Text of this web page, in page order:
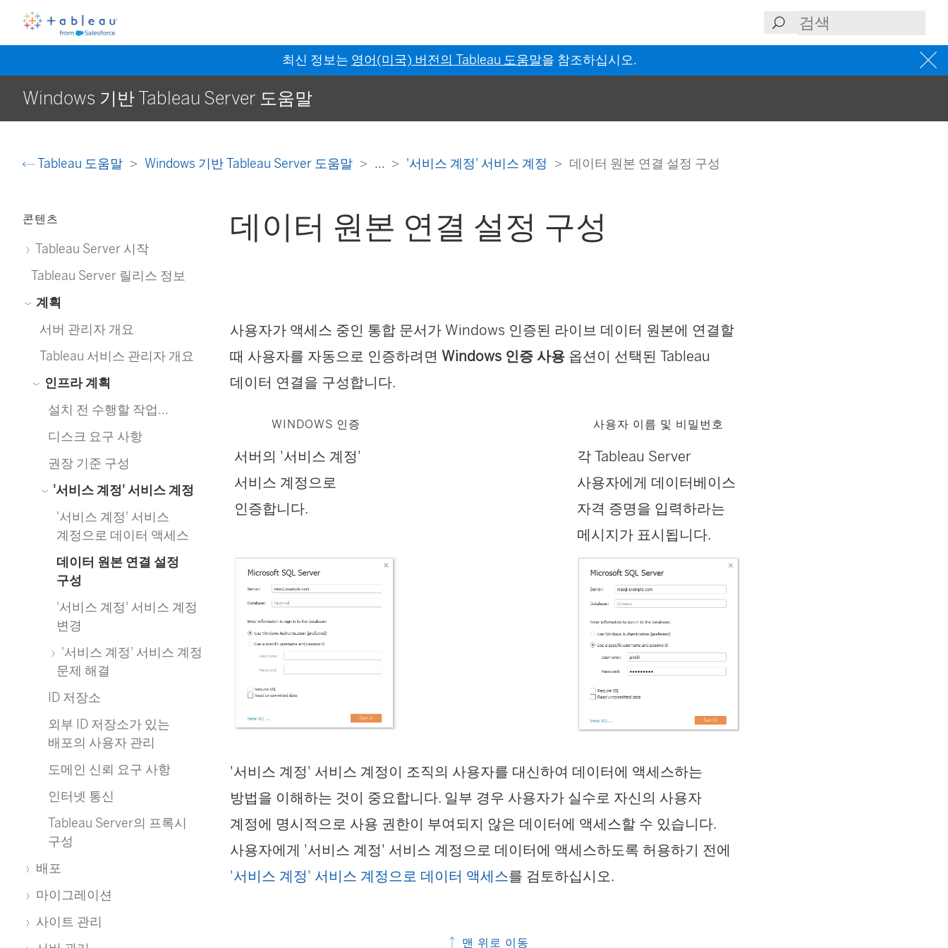
최신 정보는 영어(미국) 버전의 Tableau 도움말을 참조하십시오.
Windows 기반 Tableau Server 도움말
Tableau 도움말 Windows 기반 Tableau Server 도움말 ... '서비스 계정' 서비스 계정 데이터 원본 연결 설정 구성
콘텐츠
Tableau Server 시작
Tableau Server 릴리스 정보
계획
서버 관리자 개요
Tableau 서비스 관리자 개요
인프라 계획
설치 전 수행할 작업...
디스크 요구 사항
권장 기준 구성
'서비스 계정' 서비스 계정
'서비스 계정' 서비스
계정으로 데이터 액세스
데이터 원본 연결 설정
구성
'서비스 계정' 서비스 계정
변경
'서비스 계정' 서비스 계정
문제 해결
ID 저장소
외부 ID 저장소가 있는
배포의 사용자 관리
도메인 신뢰 요구 사항
인터넷 통신
Tableau Server의 프록시
구성
배포
마이그레이션
사이트 관리
데이터 원본 연결 설정 구성
사용자가 액세스 중인 통합 문서가 Windows 인증된 라이브 데이터 원본에 연결할
때 사용자를 자동으로 인증하려면Windows 인증 사용 옵션이 선택된 Tableau
데이터 연결을 구성합니다.
WINDOWS 인증 사용자 이름 및 비밀번호
서버의 '서비스 계정'
서비스 계정으로
인증합니다.
각 Tableau Server
사용자에게 데이터베이스
자격 증명을 입력하라는
메시지가 표시됩니다.
'서비스 계정' 서비스 계정이 조직의 사용자를 대신하여 데이터에 액세스하는
방법을 이해하는 것이 중요합니다. 일부 경우 사용자가 실수로 자신의 사용자
계정에 명시적으로 사용 권한이 부여되지 않은 데이터에 액세스할 수 있습니다.
사용자에게 '서비스 계정' 서비스 계정으로 데이터에 액세스하도록 허용하기 전에
'서비스 계정' 서비스 계정으로 데이터 액세스를 검토하십시오.
맨 위로 이동